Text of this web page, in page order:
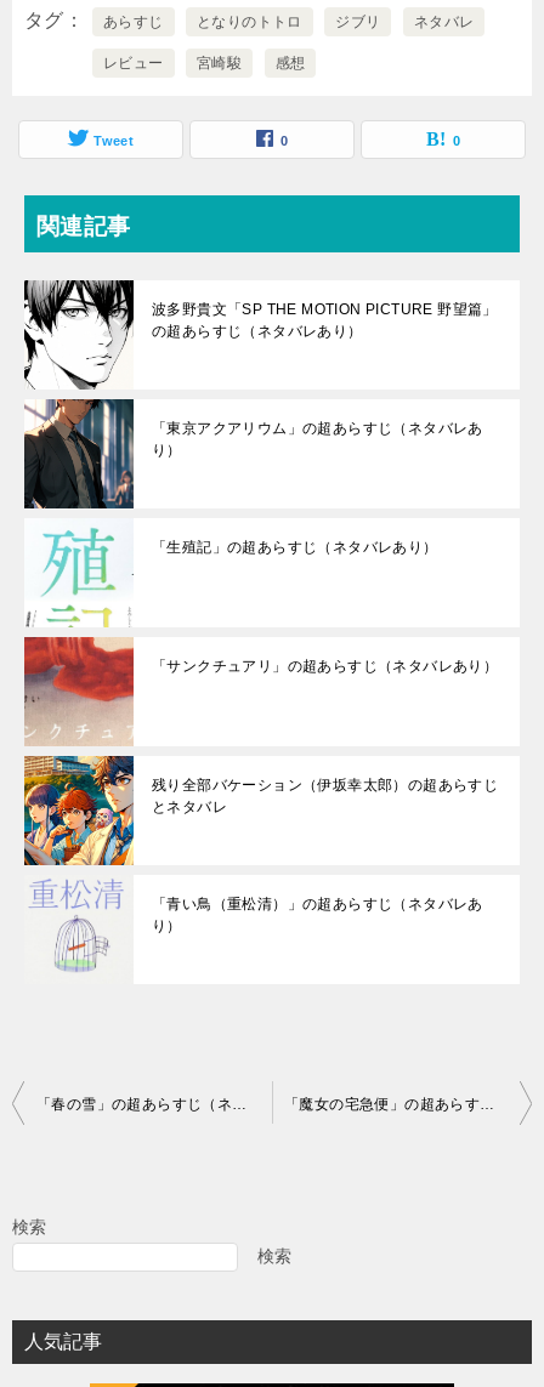
タグ あらすじ となりのトトロ ジブリ ネタバレ
レビュー 宮崎駿 感想
Tweet 0 0
関連記事
波多野貴文「SP THE MOTION PICTURE 野望篇」
の超あらすじ（ネタバレあり）
「東京アクアリウム」の超あらすじ（ネタバレあ
り）
「生殖記」の超あらすじ（ネタバレあり）
「サンクチュアリ」の超あらすじ（ネタバレあり）
残り全部バケーション（伊坂幸太郎）の超あらすじ
とネタバレ
「青い鳥（重松清）」の超あらすじ（ネタバレあ
り）
投
ビ
シ
ョ
「春の雪」の超あらすじ（ネタバレあり） 「魔女の宅急便」の超あらすじ（ネタバレあり）
検索
検索
人気記事